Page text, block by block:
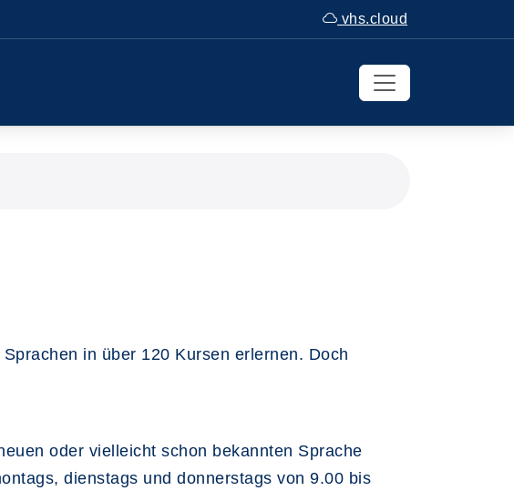
vhs.cloud
in über 120 Kursen erlernen. Doch
oder vielleicht schon bekannten Sprache
dienstags und donnerstags von 9.00 bis